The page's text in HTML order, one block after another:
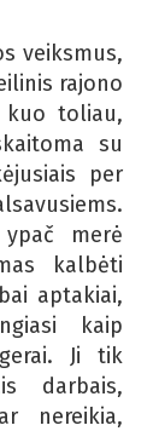
veiksmus,
rajono
toliau,
su
per
ypač merė
kalbėti
aptakiai,
kaip
Ji tik
darbais,
nereikia,